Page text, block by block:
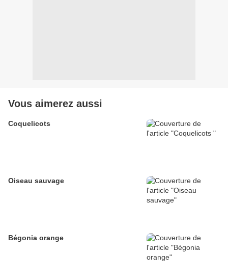
Vous aimerez aussi
Coquelicots
Oiseau sauvage
Bégonia orange